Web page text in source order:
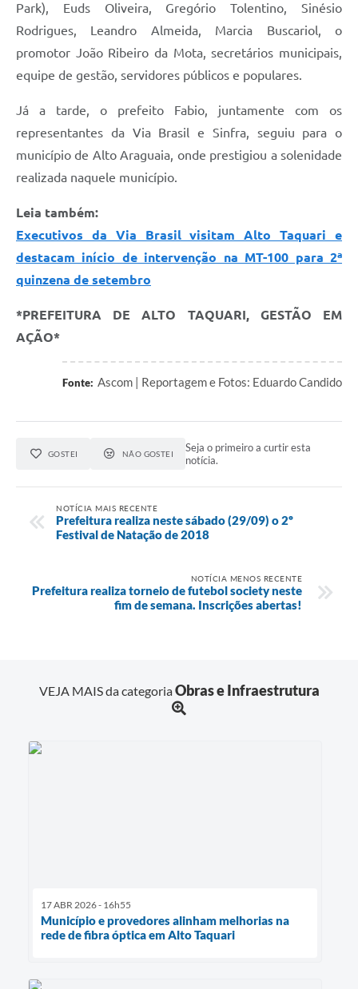
Park), Euds Oliveira, Gregório Tolentino, Sinésio
Rodrigues, Leandro Almeida, Marcia Buscariol, o
promotor João Ribeiro da Mota, secretários municipais,
equipe de gestão, servidores públicos e populares.
Já a tarde, o prefeito Fabio, juntamente com os
representantes da Via Brasil e Sinfra, seguiu para o
município de Alto Araguaia, onde prestigiou a solenidade
realizada naquele município.
Leia também:
Executivos da Via Brasil visitam Alto Taquari e
destacam início de intervenção na MT-100 para 2ª
quinzena de setembro
*PREFEITURA DE ALTO TAQUARI, GESTÃO EM
AÇÃO*
Fonte: Ascom | Reportagem e Fotos: Eduardo Candido
GOSTEI NÃO GOSTEI
Seja o primeiro a curtir esta
notícia.
NOTÍCIA MAIS RECENTE
Prefeitura realiza neste sábado (29/09) o 2º
Festival de Natação de 2018
NOTÍCIA MENOS RECENTE
Prefeitura realiza torneio de futebol society neste
fim de semana. Inscrições abertas!
VEJA MAIS da categoriaObras e Infraestrutura
17 ABR 2026 - 16h55
Município e provedores alinham melhorias na
rede de fibra óptica em Alto Taquari